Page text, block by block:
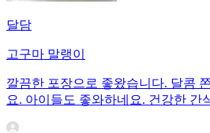
달담
고구마 말랭이
깔끔한 포장으로 좋왔습니다. 달콤
요. 아이들도 좋와하네요. 건강한 간